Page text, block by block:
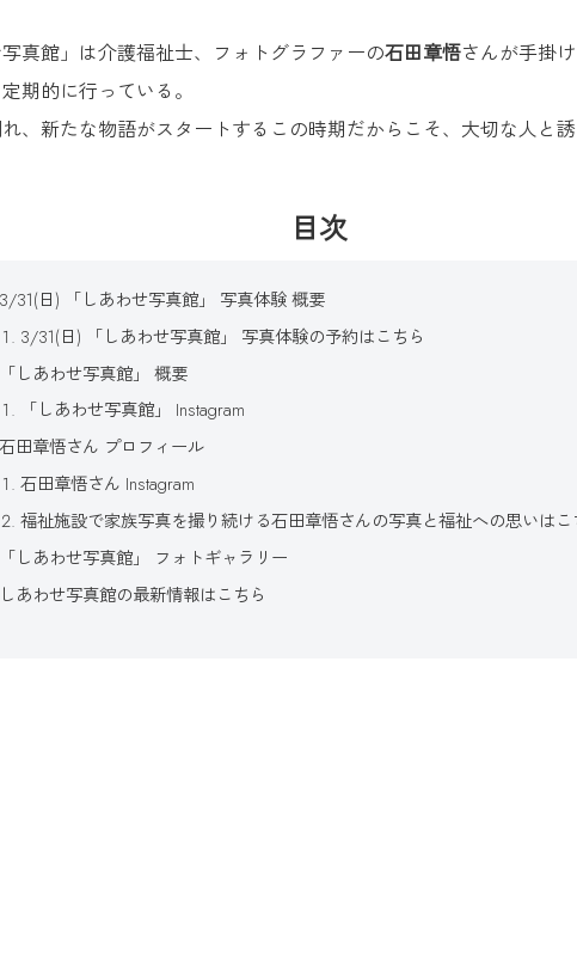
写真館」は介護福祉士、フォトグラファーの石田章悟さんが手掛
期的に行っている。
、新たな物語がスタートするこの時期だからこそ、大切な人と
目次
3/31(日) 「しあわせ写真館」 写真体験 概要
3/31(日) 「しあわせ写真館」 写真体験の予約はこちら
「しあわせ写真館」 概要
「しあわせ写真館」 Instagram
石田章悟さん プロフィール
石田章悟さん Instagram
福祉施設で家族写真を撮り続ける石田章悟さんの写真と福祉への思いは
「しあわせ写真館」 フォトギャラリー
しあわせ写真館の最新情報はこちら